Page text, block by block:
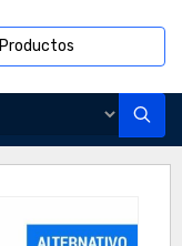
Productos